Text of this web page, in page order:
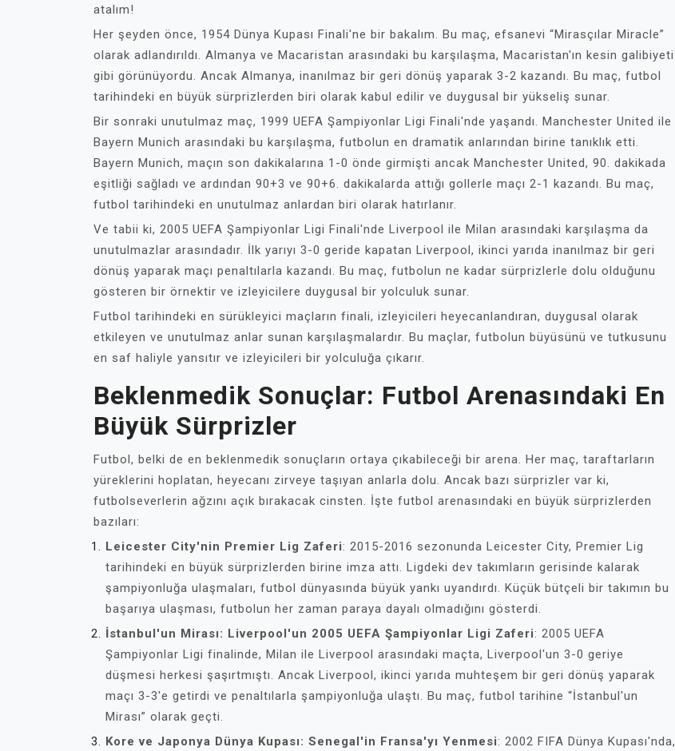
atalım!
Her şeyden önce, 1954 Dünya Kupası Finali'ne bir bakalım. Bu maç, efsanevi “Mirasçılar Miracle”
olarak adlandırıldı. Almanya ve Macaristan arasındaki bu karşılaşma, Macaristan'ın kesin galibiyeti
gibi görünüyordu. Ancak Almanya, inanılmaz bir geri dönüş yaparak 3-2 kazandı. Bu maç, futbol
tarihindeki en büyük sürprizlerden biri olarak kabul edilir ve duygusal bir yükseliş sunar.
Bir sonraki unutulmaz maç, 1999 UEFA Şampiyonlar Ligi Finali'nde yaşandı. Manchester United ile
Bayern Munich arasındaki bu karşılaşma, futbolun en dramatik anlarından birine tanıklık etti.
Bayern Munich, maçın son dakikalarına 1-0 önde girmişti ancak Manchester United, 90. dakikada
eşitliği sağladı ve ardından 90+3 ve 90+6. dakikalarda attığı gollerle maçı 2-1 kazandı. Bu maç,
futbol tarihindeki en unutulmaz anlardan biri olarak hatırlanır.
Ve tabii ki, 2005 UEFA Şampiyonlar Ligi Finali'nde Liverpool ile Milan arasındaki karşılaşma da
unutulmazlar arasındadır. İlk yarıyı 3-0 geride kapatan Liverpool, ikinci yarıda inanılmaz bir geri
dönüş yaparak maçı penaltılarla kazandı. Bu maç, futbolun ne kadar sürprizlerle dolu olduğunu
gösteren bir örnektir ve izleyicilere duygusal bir yolculuk sunar.
Futbol tarihindeki en sürükleyici maçların finali, izleyicileri heyecanlandıran, duygusal olarak
etkileyen ve unutulmaz anlar sunan karşılaşmalardır. Bu maçlar, futbolun büyüsünü ve tutkusunu
en saf haliyle yansıtır ve izleyicileri bir yolculuğa çıkarır.
Beklenmedik Sonuçlar: Futbol Arenasındaki En
Büyük Sürprizler
Futbol, belki de en beklenmedik sonuçların ortaya çıkabileceği bir arena. Her maç, taraftarların
yüreklerini hoplatan, heyecanı zirveye taşıyan anlarla dolu. Ancak bazı sürprizler var ki,
futbolseverlerin ağzını açık bırakacak cinsten. İşte futbol arenasındaki en büyük sürprizlerden
bazıları:
Leicester City'nin Premier Lig Zaferi: 2015-2016 sezonunda Leicester City, Premier Lig
tarihindeki en büyük sürprizlerden birine imza attı. Ligdeki dev takımların gerisinde kalarak
şampiyonluğa ulaşmaları, futbol dünyasında büyük yankı uyandırdı. Küçük bütçeli bir takımın bu
başarıya ulaşması, futbolun her zaman paraya dayalı olmadığını gösterdi.
İstanbul'un Mirası: Liverpool'un 2005 UEFA Şampiyonlar Ligi Zaferi: 2005 UEFA
Şampiyonlar Ligi finalinde, Milan ile Liverpool arasındaki maçta, Liverpool'un 3-0 geriye
düşmesi herkesi şaşırtmıştı. Ancak Liverpool, ikinci yarıda muhteşem bir geri dönüş yaparak
maçı 3-3'e getirdi ve penaltılarla şampiyonluğa ulaştı. Bu maç, futbol tarihine “İstanbul'un
Mirası” olarak geçti.
Kore ve Japonya Dünya Kupası: Senegal'in Fransa'yı Yenmesi: 2002 FIFA Dünya Kupası'nda,